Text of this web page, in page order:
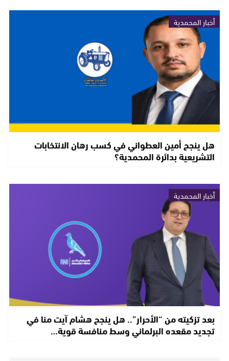
أخبار المحمدية
هل ينجح أمين العطواني في كسب رهان الانتخابات
التشريعية بدائرة المحمدية؟
أخبار المحمدية
بعد تزكيته من “الأحرار”.. هل ينجح هشام آيت منا في
تجديد مقعده البرلماني وسط منافسة قوية…